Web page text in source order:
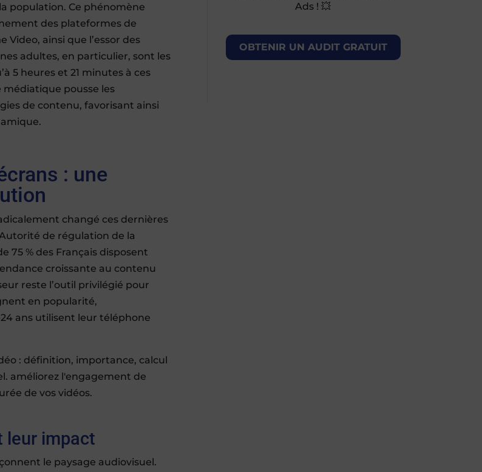
population. Ce phénomène
des plateformes de
ainsi que l’essor des
adultes, en particulier, sont les
5 heures et 21 minutes à ces
pousse les
de contenu, favorisant ainsi
: une
changé ces dernières
de régulation de la
75 % des Français disposent
croissante au contenu
reste l’outil privilégié pour
en popularité,
ans utilisent leur téléphone
leur impact
le paysage audiovisuel.
Ads ! 💥
OBTENIR UN AUDIT GRATUIT